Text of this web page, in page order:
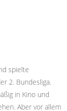
spielte
2. Bundesliga.
in Kino und
Aber vor allem